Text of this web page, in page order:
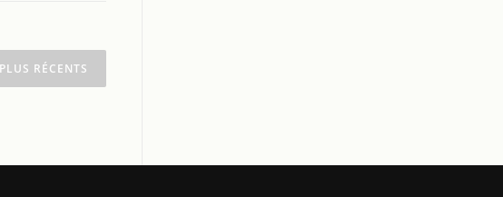
RÉCENTS